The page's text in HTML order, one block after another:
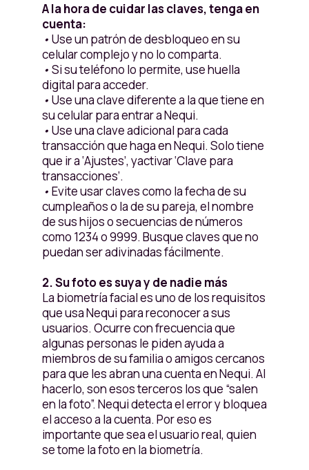
A la hora de cuidar las claves, tenga en
cuenta:
• Use un patrón de desbloqueo en su
celular complejo y no lo comparta.
• Si su teléfono lo permite, use huella
digital para acceder.
• Use una clave diferente a la que tiene en
su celular para entrar a Nequi.
• Use una clave adicional para cada
transacción que haga en Nequi. Solo tiene
que ir a ‘Ajustes’, yactivar ‘Clave para
transacciones’.
• Evite usar claves como la fecha de su
cumpleaños o la de su pareja, el nombre
de sus hijos o secuencias de números
como 1234 o 9999. Busque claves que no
puedan ser adivinadas fácilmente.
2. Su foto es suya y de nadie más
La biometría facial es uno de los requisitos
que usa Nequi para reconocer a sus
usuarios. Ocurre con frecuencia que
algunas personas le piden ayuda a
miembros de su familia o amigos cercanos
para que les abran una cuenta en Nequi. Al
hacerlo, son esos terceros los que “salen
en la foto”. Nequi detecta el error y bloquea
el acceso a la cuenta. Por eso es
importante que sea el usuario real, quien
se tome la foto en la biometría.